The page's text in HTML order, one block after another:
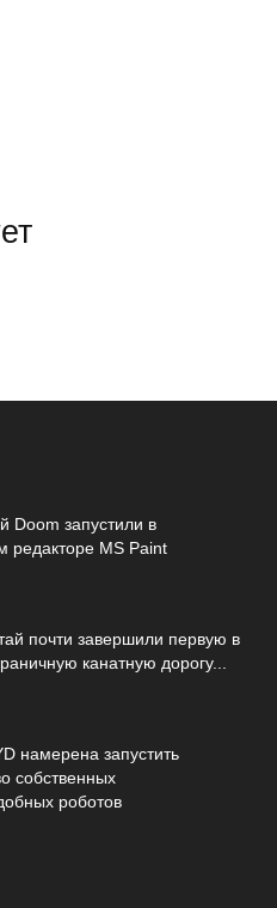
Doom запустили в
редакторе MS Paint
почти завершили первую в
канатную дорогу...
намерена запустить
собственных
роботов